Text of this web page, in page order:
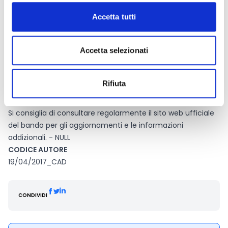
Accetta tutti
Accetta selezionati
Rifiuta
inglese.
REFERENTE
NULL
NULL
Gazzetta S 075-144243 del 15.04.2017
Pagina web per documenti e formulari
Si consiglia di consultare regolarmente il sito web ufficiale
del bando per gli aggiornamenti e le informazioni
addizionali. - NULL
CODICE AUTORE
19/04/2017_CAD
CONDIVIDI